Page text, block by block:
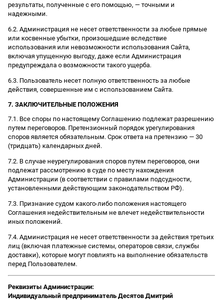
результаты, полученные с его помощью, — точными и
надежными.
6.2. Администрация не несет ответственности за любые прямые
или косвенные убытки, произошедшие вследствие
использования или невозможности использования Сайта,
включая упущенную выгоду, даже если Администрация
предупреждала о возможности такого ущерба.
6.3. Пользователь несет полную ответственность за любые
действия, совершенные им с использованием Сайта.
7. ЗАКЛЮЧИТЕЛЬНЫЕ ПОЛОЖЕНИЯ
7.1. Все споры по настоящему Соглашению подлежат разрешению
путем переговоров. Претензионный порядок урегулирования
споров является обязательным. Срок ответа на претензию — 30
(тридцать) календарных дней.
7.2. В случае неурегулирования споров путем переговоров, они
подлежат рассмотрению в суде по месту нахождения
Администрации (в соответствии с правилами подсудности,
установленными действующим законодательством РФ).
7.3. Признание судом какого-либо положения настоящего
Соглашения недействительным не влечет недействительности
иных положений.
7.4. Администрация не несет ответственности за действия третьих
лиц (включая платежные системы, операторов связи, службы
доставки), которые могут повлиять на выполнение обязательств
перед Пользователем.
Реквизиты Администрации:
Индивидуальный предприниматель Десятов Дмитрий